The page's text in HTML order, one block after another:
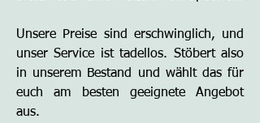
Unsere Preise sind erschwinglich, und
unser Service ist tadellos. Stöbert also
in unserem Bestand und wählt das für
euch am besten geeignete Angebot
aus.